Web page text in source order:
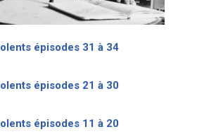
épisodes 31 à 34
épisodes 21 à 30
épisodes 11 à 20